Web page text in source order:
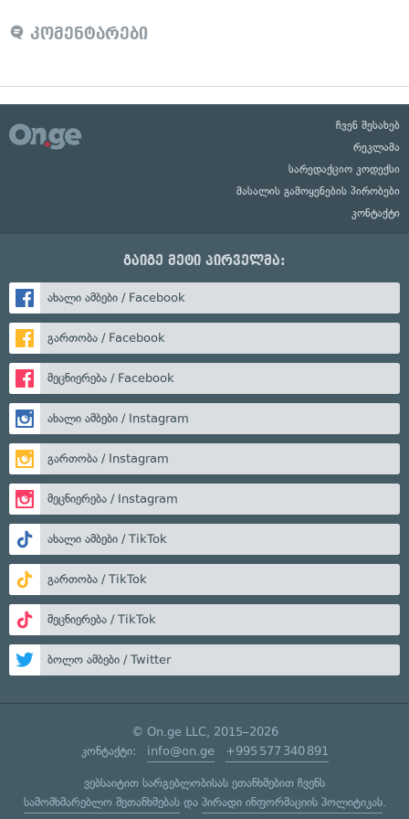
კომენტარები
ჩვენ შესახებ
რეკლამა
სარედაქციო კოდექსი
მასალის გამოყენების პირობები
კონტაქტი
გაიგე მეტი პირველმა:
ახალი ამბები / Facebook
გართობა / Facebook
მეცნიერება / Facebook
ახალი ამბები / Instagram
გართობა / Instagram
მეცნიერება / Instagram
ახალი ამბები / TikTok
გართობა / TikTok
მეცნიერება / TikTok
ბოლო ამბები / Twitter
© On.ge LLC, 2015–2026
კონტაქტი: info@on.ge +995 577 340 891
ვებსაიტით სარგებლობისას ეთანხმებით ჩვენს
სამომხმარებლო შეთანხმებასდა პირადი ინფორმაციის პოლიტიკას.